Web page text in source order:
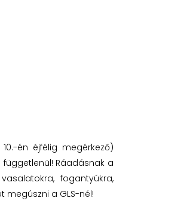
én éjfélig megérkező)
Ráadásnak a
fogantyúkra,
a GLS-nél!